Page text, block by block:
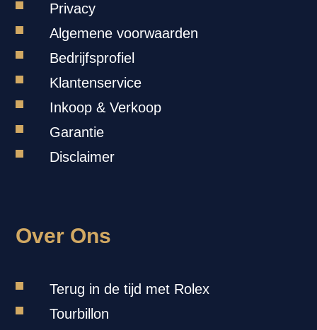
Privacy
Algemene voorwaarden
Bedrijfsprofiel
Klantenservice
Inkoop & Verkoop
Garantie
Disclaimer
Over Ons
Terug in de tijd met Rolex
Tourbillon